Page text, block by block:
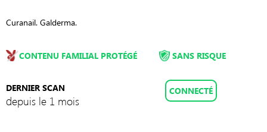
Curanail. Galderma.
CONTENU FAMILIAL PROTÉGÉ
DERNIER SCAN
depuis le 1 mois
SANS RISQUE
CONNECTÉ